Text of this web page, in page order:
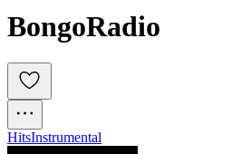
BongoRadio
HitsInstrumental